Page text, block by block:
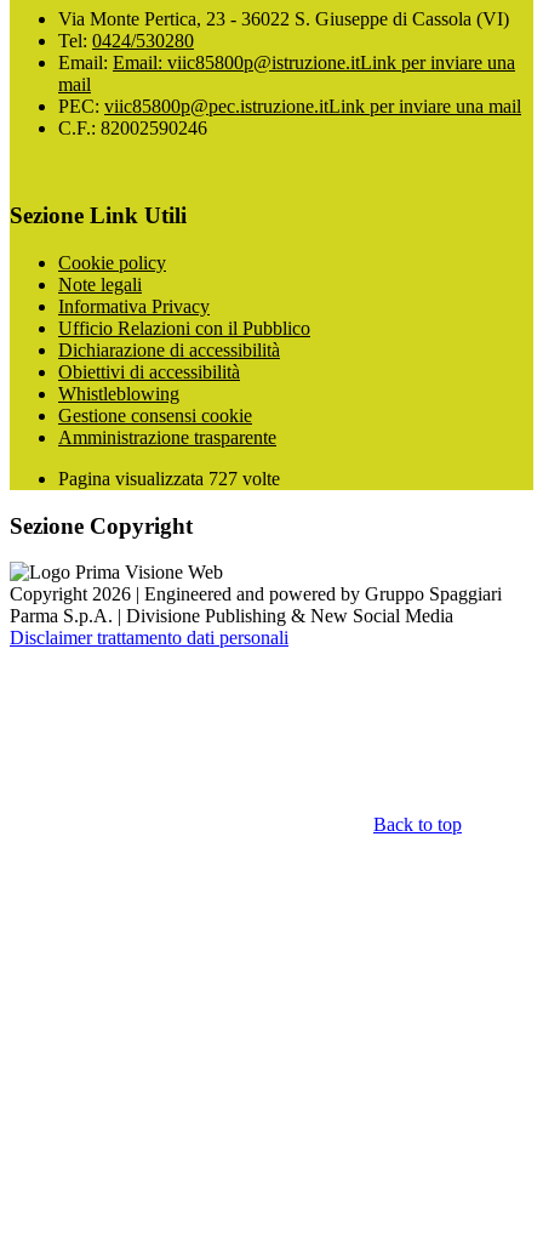
Via Monte Pertica, 23 - 36022 S. Giuseppe di Cassola (VI)
Tel: 0424/530280
Email: Email: viic85800p@istruzione.itLink per inviare una
mail
PEC: viic85800p@pec.istruzione.itLink per inviare una mail
C.F.: 82002590246
Sezione Link Utili
Cookie policy
Note legali
Informativa Privacy
Ufficio Relazioni con il Pubblico
Dichiarazione di accessibilità
Obiettivi di accessibilità
Whistleblowing
Gestione consensi cookie
Amministrazione trasparente
Pagina visualizzata 727 volte
Sezione Copyright
Copyright 2026 | Engineered and powered by Gruppo Spaggiari
Parma S.p.A. | Divisione Publishing & New Social Media
Disclaimer trattamento dati personali
Back to top